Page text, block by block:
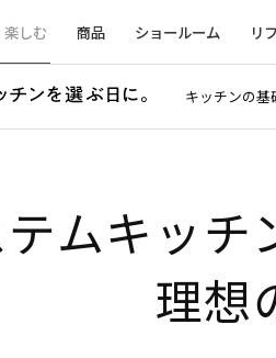
しむ 商品 ショールーム リ
キッチンの基
ムキッチ
理想